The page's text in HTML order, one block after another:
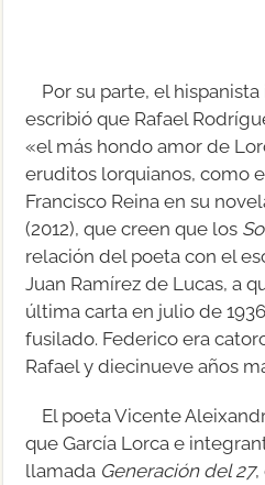
Por su parte, el
escribió que Rafael
«el más hondo amor de
eruditos lorquianos, como
Francisco Reina en su
(2012), que creen que los
relación del poeta con el
Juan Ramírez de Lucas, a
última carta en julio de
fusilado. Federico era
Rafael y diecinueve años
El poeta Vicente
que García Lorca e
llamada Generación del 27,